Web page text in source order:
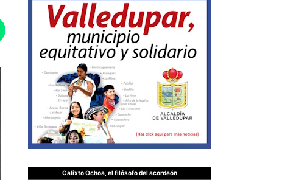
Calixto Ochoa, el filósofo del acordeón